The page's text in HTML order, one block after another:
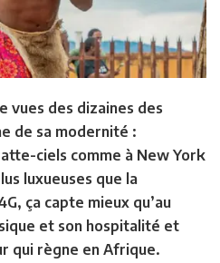
vues des dizaines des
de sa modernité :
ciels comme à New York
luxueuses que la
ça capte mieux qu’au
et son hospitalité et
qui règne en Afrique.